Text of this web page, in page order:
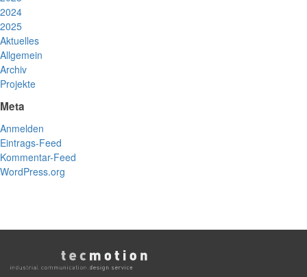
2024
2025
Aktuelles
Allgemein
Archiv
Projekte
Meta
Anmelden
Eintrags-Feed
Kommentar-Feed
WordPress.org